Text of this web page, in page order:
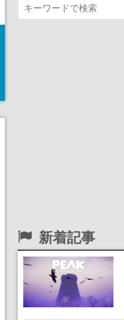
新着記事